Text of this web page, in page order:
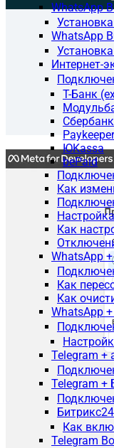
WhatsApp
WhatsApp
Интернет-
Т-Банк
Сбербанк
Paykeeper
ЮKassa
bePaid
Как
Как
WhatsApp
Как
Как
WhatsApp
Telegram +
Telegram +
Как
Telegram